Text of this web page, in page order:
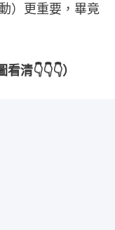
）更重要，畢竟
清👇👇👇）